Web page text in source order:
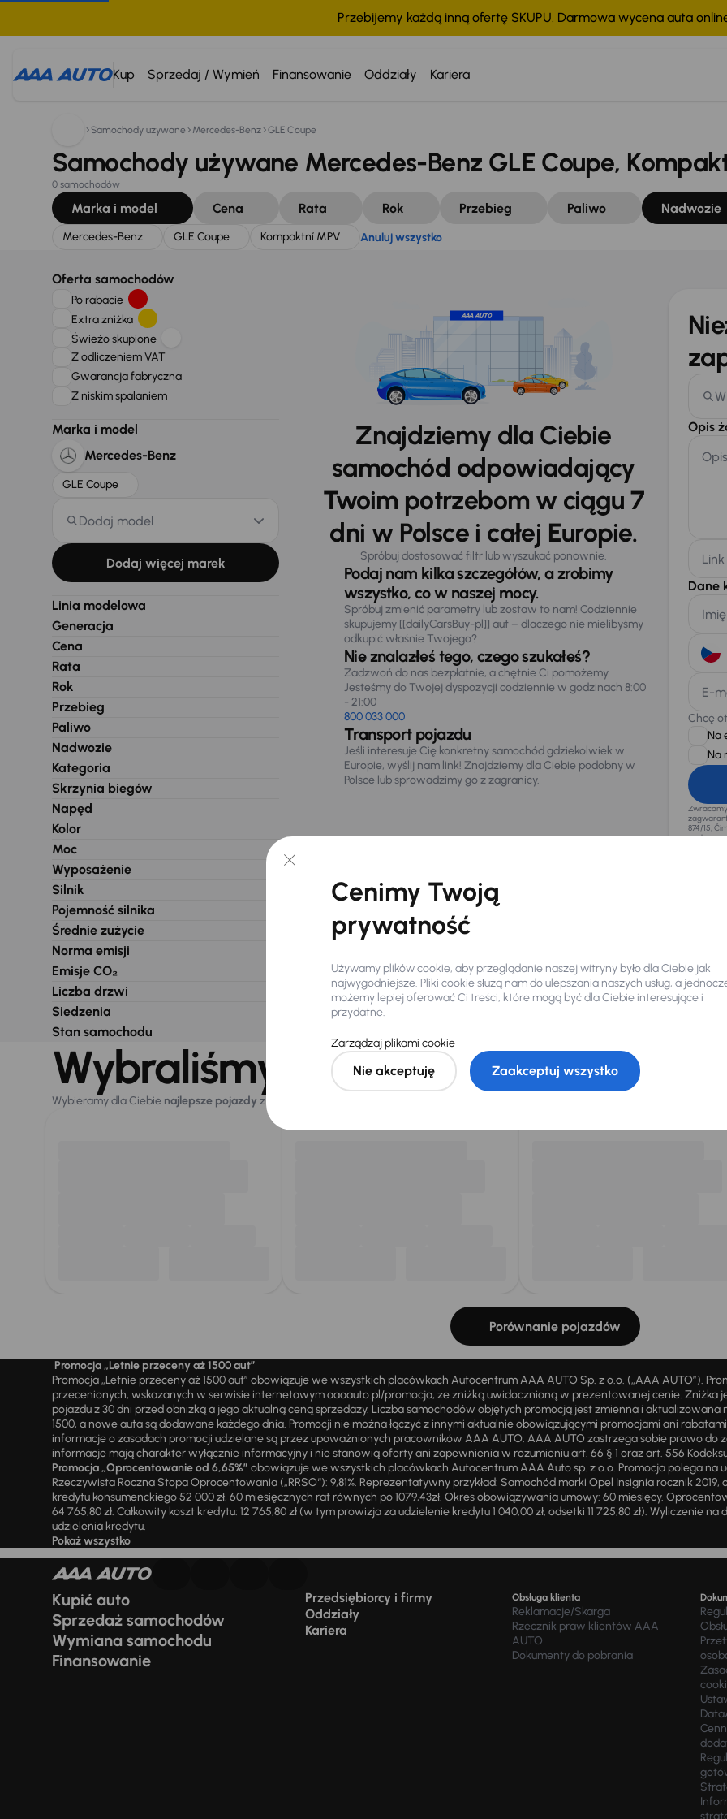
Przebijemy każdą inną ofertę SKUPU. Darmowa wycena auta
Kup Sprzedaj / Wymień Finansowanie Oddziały Kariera
Szukam: Anuluj wszystko
Samochody używane Mercedes-Benz GLE Coupe
Samochody używane Mercedes-Benz GLE Coupe,
0 samochodów
Marka i model Cena Rata Rok Przebieg Paliwo Nadwozie
Mercedes-Benz GLE Coupe Kompaktní MPV Anuluj wszystko
Oferta samochodów
Po rabacie
Extra zniżka
Świeżo skupione
Z odliczeniem VAT
Gwarancja fabryczna
Z niskim spalaniem
Marka i model
Mercedes-Benz
GLE Coupe
Dodaj model
Dodaj więcej marek
Linia modelowa
Generacja
Cena
Rata
Rok
Przebieg
Paliwo
Nadwozie
Kategoria
Skrzynia biegów
Napęd
Kolor
Moc
Wyposażenie
Silnik
Pojemność silnika
Średnie zużycie
Norma emisji
Emisje CO₂
Liczba drzwi
Siedzenia
Stan samochodu
Znajdziemy dla Ciebie
samochód odpowiadający
Twoim potrzebom w ciągu 7
dni w Polsce i całej Europie.
Spróbuj dostosować filtr lub wyszukać ponownie.
Podaj nam kilka szczegółów, a zrobimy
wszystko, co w naszej mocy.
Spróbuj zmienić parametry lub zostaw to nam! Codziennie
skupujemy [[dailyCarsBuy-pl]] aut – dlaczego nie mielibyśmy
odkupić właśnie Twojego?
Nie znalazłeś tego, czego szukałeś?
Zadzwoń do nas bezpłatnie, a chętnie Ci pomożemy.
Jesteśmy do Twojej dyspozycji codziennie w godzinach 8:00
- 21:00
800 033 000
Transport pojazdu
Jeśli interesuje Cię konkretny samochód gdziekolwiek w
Europie, wyślij nam link! Znajdziemy dla Ciebie podobny w
Polsce lub sprowadzimy go z zagranicy.
Opis
Dane
E-
Chcę
Na
Na
874/15,
osobowe
Wybraliśmy dla Ciebie
Wybieramy dla Ciebie najlepsze pojazdy z naszej oferty. Kupimy dla Ciebie
Porównanie pojazdów
Promocja „Letnie przeceny aż 1500 aut”
Promocja „Letnie przeceny aż 1500 aut” obowiązuje we wszystkich placówkach Autocentrum AAA AUTO Sp. z o.o. („AAA AUTO”).
przecenionych, wskazanych w serwisie internetowym aaaauto.pl/promocja, ze zniżką uwidocznioną w prezentowanej cenie. Zniżka
pojazdu z 30 dni przed obniżką a jego aktualną ceną sprzedaży. Liczba samochodów objętych promocją jest zmienna i
1500, a nowe auta są dodawane każdego dnia. Promocji nie można łączyć z innymi aktualnie obowiązującymi promocjami ani
informacje o zasadach promocji udzielane są przez upoważnionych pracowników AAA AUTO. AAA AUTO zastrzega sobie prawo
informacje mają charakter wyłącznie informacyjny i nie stanowią oferty ani zapewnienia w rozumieniu art. 66 § 1 oraz art. 556
Promocja „Oprocentowanie od 6,65%” obowiązuje we wszystkich placówkach Autocentrum AAA Auto sp. z o.o. Promocja polega na
Rzeczywista Roczna Stopa Oprocentowania („RRSO“): 9,81%. Reprezentatywny przykład: Samochód marki Opel Insignia rocznik 2019,
kredytu konsumenckiego 52 000 zł, 60 miesięcznych rat równych po 1079,43zł. Okres obowiązywania umowy: 60 miesięcy.
64 765,80 zł. Całkowity koszt kredytu: 12 765,80 zł (w tym prowizja za udzielenie kredytu 1 040,00 zł, odsetki 11 725,80 zł). Wyliczenie
udzielenia kredytu.
Pokaż wszystko
Kupić auto
Sprzedaż samochodów
Wymiana samochodu
Finansowanie
Przedsiębiorcy i firmy
Oddziały
Kariera
Obsługa klienta
Reklamacje/Skarga
Rzecznik praw klientów AAA
AUTO
Dokumenty do pobrania
Cenimy Twoją
prywatność
Używamy plików cookie, aby przeglądanie naszej witryny było dla Ciebie jak
najwygodniejsze. Pliki cookie służą nam do ulepszania naszych usług, a
możemy lepiej oferować Ci treści, które mogą być dla Ciebie interesujące i
przydatne.
Zarządzaj plikami cookie
Nie akceptuję Zaakceptuj wszystko